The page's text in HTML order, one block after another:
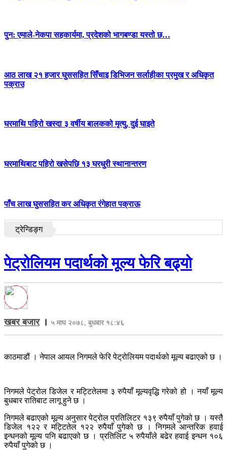
पुन: एमाले-नेकपा सहकार्यमा, प्रदेशको भागबण्डा यस्तो छ…
आठ लाख २१ हजार घुससहित सिँचाइ डिभिजन सर्लाहीका प्रमुख र अधिकृत
पक्राउ
घरमाथि पहिरो खस्दा ३ वर्षीय बालकको मृत्यु, दुई घाइते
घरमाथिबाट पहिरो खसेपछि १३ घरधुरी स्थानान्तरण
पाँच लाख घुससहित कर अधिकृत रंगेहात पक्राऊ
ट्रेन्डिङ्ग
पेट्रोलियम पदार्थको मूल्य फेरि बढ्यो
खबर बजार। ५ माघ २०७८, बुधबार १८:४६
काठमाडौं । नेपाल आयल निगमले फेरि पेट्रोलियम पदार्थको मूल्य बढाएको छ ।
निगमले पेट्रोल डिजेल र मट्टितेलमा ३ रुपैयाँ मूल्यवृद्धि गरेको हो । नयाँ मूल्य
बुधबार रातिबाट लागू हुने छ ।
निगमले बढाएको मूल्य अनुसार पेट्रोल प्रतिलिटर १३९ रुपैयाँ पुगेको छ । यस्तै
डिजेल १२२ र मट्टितेल १२२ रुपैयाँ पुगेको छ । निगमले आन्तरिक हवाई
इन्धनको मूल्य पनि बढाएको छ । प्रतिलिट ५ रुपैयाँले बढेर हवाई इन्धन १०६
रुपैयाँ पुगेको छ ।